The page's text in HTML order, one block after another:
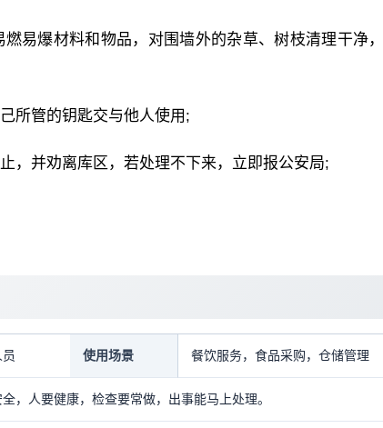
易爆材料和物品，对围墙外的杂草、树枝清理干净
所管的钥匙交与他人使用;
，并劝离库区，若处理不下来，立即报公安局;
使用场景 餐饮服务，食品采购，仓储管理
，人要健康，检查要常做，出事能马上处理。